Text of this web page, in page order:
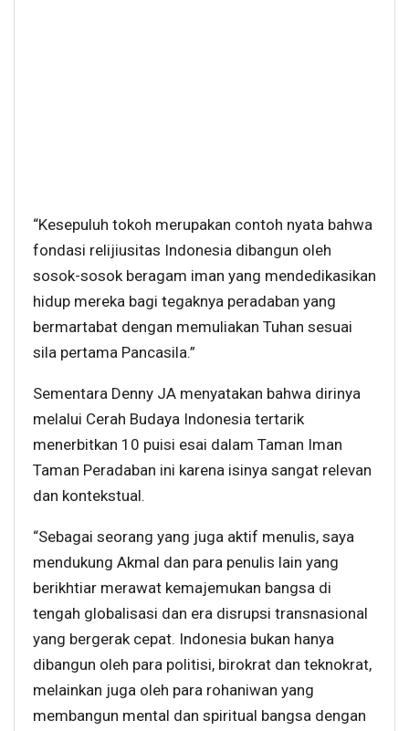
“Kesepuluh tokoh merupakan contoh nyata bahwa
fondasi relijiusitas Indonesia dibangun oleh
sosok-sosok beragam iman yang mendedikasikan
hidup mereka bagi tegaknya peradaban yang
bermartabat dengan memuliakan Tuhan sesuai
sila pertama Pancasila.”
Sementara Denny JA menyatakan bahwa dirinya
melalui Cerah Budaya Indonesia tertarik
menerbitkan 10 puisi esai dalam Taman Iman
Taman Peradaban ini karena isinya sangat relevan
dan kontekstual.
“Sebagai seorang yang juga aktif menulis, saya
mendukung Akmal dan para penulis lain yang
berikhtiar merawat kemajemukan bangsa di
tengah globalisasi dan era disrupsi transnasional
yang bergerak cepat. Indonesia bukan hanya
dibangun oleh para politisi, birokrat dan teknokrat,
melainkan juga oleh para rohaniwan yang
membangun mental dan spiritual bangsa dengan